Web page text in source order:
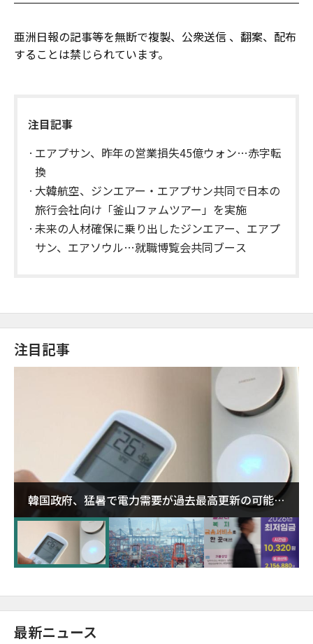
亜洲日報の記事等を無断で複製、公衆送信 、翻案、配布
することは禁じられています。
注目記事
エアプサン、昨年の営業損失45億ウォン…赤字転
換
大韓航空、ジンエアー・エアプサン共同で日本の
旅行会社向け「釜山ファムツアー」を実施
未来の人材確保に乗り出したジンエアー、エアプ
サン、エアソウル…就職博覧会共同ブース
注目記事
韓国政府、猛暑で電力需要が過去最高更新の可能性
に需給対応体制を点検
最新ニュース